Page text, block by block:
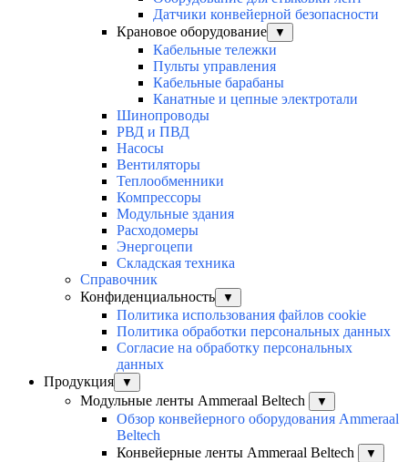
Датчики конвейерной безопасности
Крановое оборудование
▼
Кабельные тележки
Пульты управления
Кабельные барабаны
Канатные и цепные электротали
Шинопроводы
РВД и ПВД
Насосы
Вентиляторы
Теплообменники
Компрессоры
Модульные здания
Расходомеры
Энергоцепи
Складская техника
Справочник
Конфиденциальность
▼
Политика использования файлов cookie
Политика обработки персональных данных
Согласие на обработку персональных
данных
Продукция
▼
Модульные ленты Ammeraal Beltech ▼
Обзор конвейерного оборудования Ammeraal
Beltech
Конвейерные ленты Ammeraal Beltech
▼